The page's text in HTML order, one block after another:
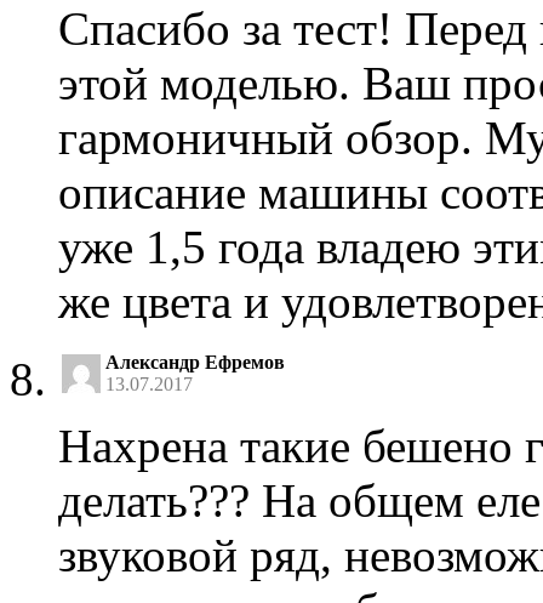
Спасибо за тест!
этой моделью. Ваш
гармоничный обзор.
описание машины
уже 1,5 года владею
же цвета и
Александр Ефремов
13.07.2017
Нахрена такие бешено
делать??? На общем
звуковой ряд,